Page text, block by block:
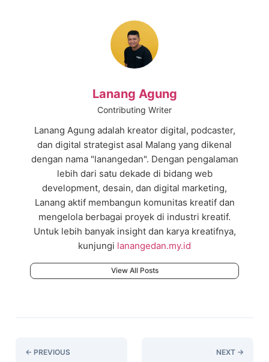
Lanang Agung
Contributing Writer
Lanang Agung adalah kreator digital, podcaster,
dan digital strategist asal Malang yang dikenal
dengan nama "lanangedan". Dengan pengalaman
lebih dari satu dekade di bidang web
development, desain, dan digital marketing,
Lanang aktif membangun komunitas kreatif dan
mengelola berbagai proyek di industri kreatif.
Untuk lebih banyak insight dan karya kreatifnya,
kunjungi lanangedan.my.id
View All Posts
← PREVIOUS NEXT →